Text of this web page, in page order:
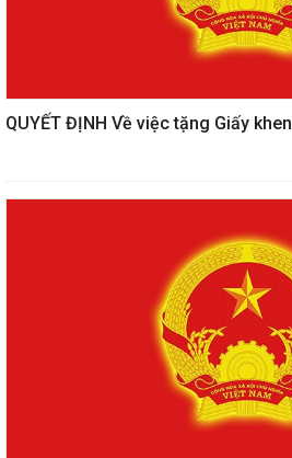
QUYẾT ĐỊNH Về việc tặng Giấy khen